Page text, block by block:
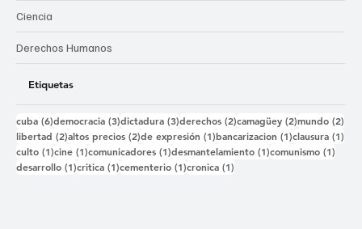
Ciencia
Derechos Humanos
Etiquetas
cuba (6)6 entradas
democracia (3)3 entradas
dictadura (3)3 entradas
derechos (2)2 entradas
camagüey (2)2 entradas
mundo (2)
libertad (2)2 entradas
altos precios (2)2 entradas
de expresión (1)1 entrada
bancarizacion (1)1 entrada
clausura (1)
culto (1)1 entrada
cine (1)1 entrada
comunicadores (1)1 entrada
desmantelamiento (1)1 entrada
comunismo (1)
desarrollo (1)1 entrada
critica (1)1 entrada
cementerio (1)1 entrada
cronica (1)